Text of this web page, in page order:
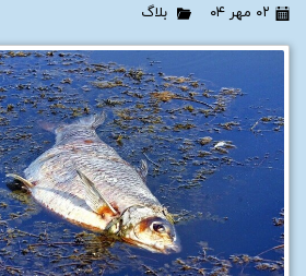
۰۲ مهر ۰۴ بلاگ